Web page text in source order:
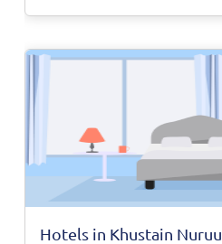
Hotels in Khustain Nuruu